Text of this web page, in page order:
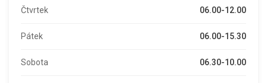
Čtvrtek 06.00-12.00
Pátek 06.00-15.30
Sobota 06.30-10.00